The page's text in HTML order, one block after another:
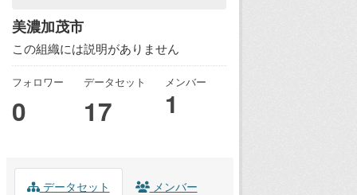
美濃加茂市
この組織には説明がありません
フォロワー
0
データセット
17
メンバー
1
データセット メンバー